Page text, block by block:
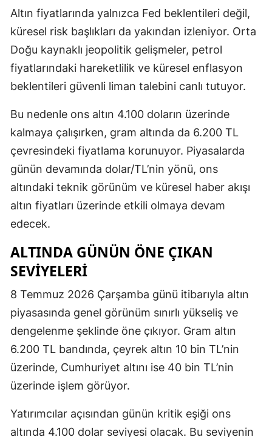
Altın fiyatlarında yalnızca Fed beklentileri değil,
küresel risk başlıkları da yakından izleniyor. Orta
Doğu kaynaklı jeopolitik gelişmeler, petrol
fiyatlarındaki hareketlilik ve küresel enflasyon
beklentileri güvenli liman talebini canlı tutuyor.
Bu nedenle ons altın 4.100 doların üzerinde
kalmaya çalışırken, gram altında da 6.200 TL
çevresindeki fiyatlama korunuyor. Piyasalarda
günün devamında dolar/TL’nin yönü, ons
altındaki teknik görünüm ve küresel haber akışı
altın fiyatları üzerinde etkili olmaya devam
edecek.
ALTINDA GÜNÜN ÖNE ÇIKAN
SEVIYELERI
8 Temmuz 2026 Çarşamba günü itibarıyla altın
piyasasında genel görünüm sınırlı yükseliş ve
dengelenme şeklinde öne çıkıyor. Gram altın
6.200 TL bandında, çeyrek altın 10 bin TL’nin
üzerinde, Cumhuriyet altını ise 40 bin TL’nin
üzerinde işlem görüyor.
Yatırımcılar açısından günün kritik eşiği ons
altında 4.100 dolar seviyesi olacak. Bu seviyenin